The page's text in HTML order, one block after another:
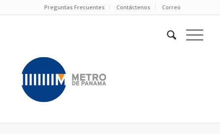
Preguntas Frecuentes Contáctenos Correo